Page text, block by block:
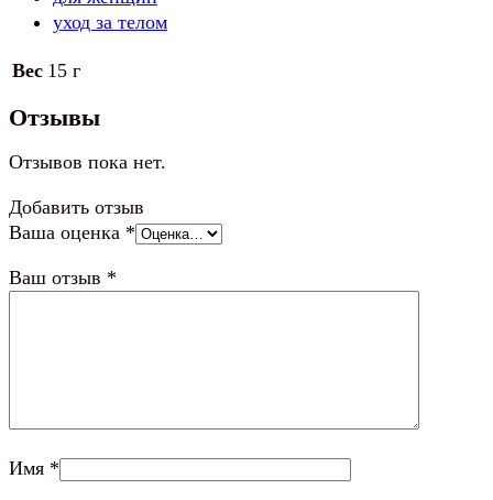
SKINLITE
Интенсивное
О2,
15г
уход за телом
Вес 15 г
Отзывы
Отзывов пока нет.
Добавить отзыв
Ваша оценка *
Ваш отзыв *
Имя *